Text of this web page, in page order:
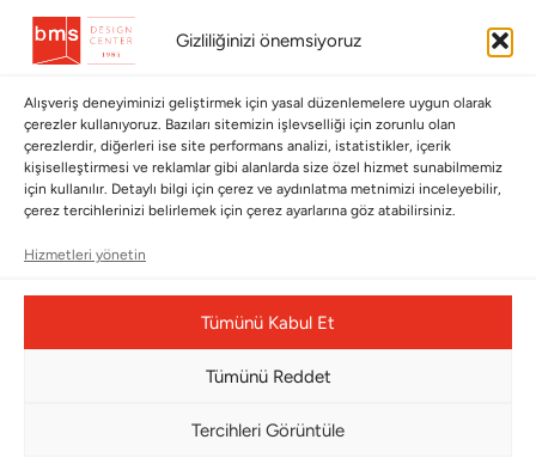
Gizliliğinizi önemsiyoruz
Alışveriş deneyiminizi geliştirmek için yasal düzenlemelere uygun olarak
çerezler kullanıyoruz. Bazıları sitemizin işlevselliği için zorunlu olan
çerezlerdir, diğerleri ise site performans analizi, istatistikler, içerik
kişiselleştirmesi ve reklamlar gibi alanlarda size özel hizmet sunabilmemiz
için kullanılır. Detaylı bilgi için çerez ve aydınlatma metnimizi inceleyebilir,
çerez tercihlerinizi belirlemek için çerez ayarlarına göz atabilirsiniz.
Hizmetleri yönetin
Tümünü Kabul Et
Tümünü Reddet
Tercihleri Görüntüle
BMS DESIGN CENTER